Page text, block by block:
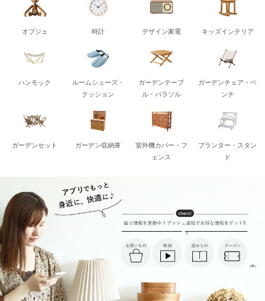
オブジェ 時計 デザイン家電 キッズインテリア
ハンモック
ルームシューズ・
クッション
ガーデンテーブ
ル・パラソル
ガーデンチェア・ベ
ンチ
ガーデンセット ガーデン収納庫
室外機カバー・フ
ェンス
プランター・スタン
ド